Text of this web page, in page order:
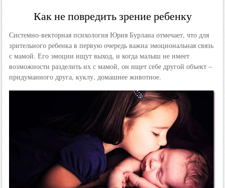
Как не повредить зрение ребенку
Системно-векторная психология Юрия Бурлана отмечает, что для
зрительного ребенка в первую очередь важна эмоциональная связь
с мамой. Его эмоции ищут выход, и когда малыш не имеет
возможности разделить их с мамой, он ищет себе другой объект –
придуманного друга, куклу, домашнее животное.